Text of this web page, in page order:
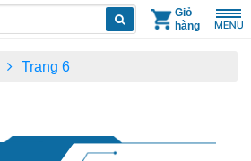
Giỏ
hàng
Trang 6